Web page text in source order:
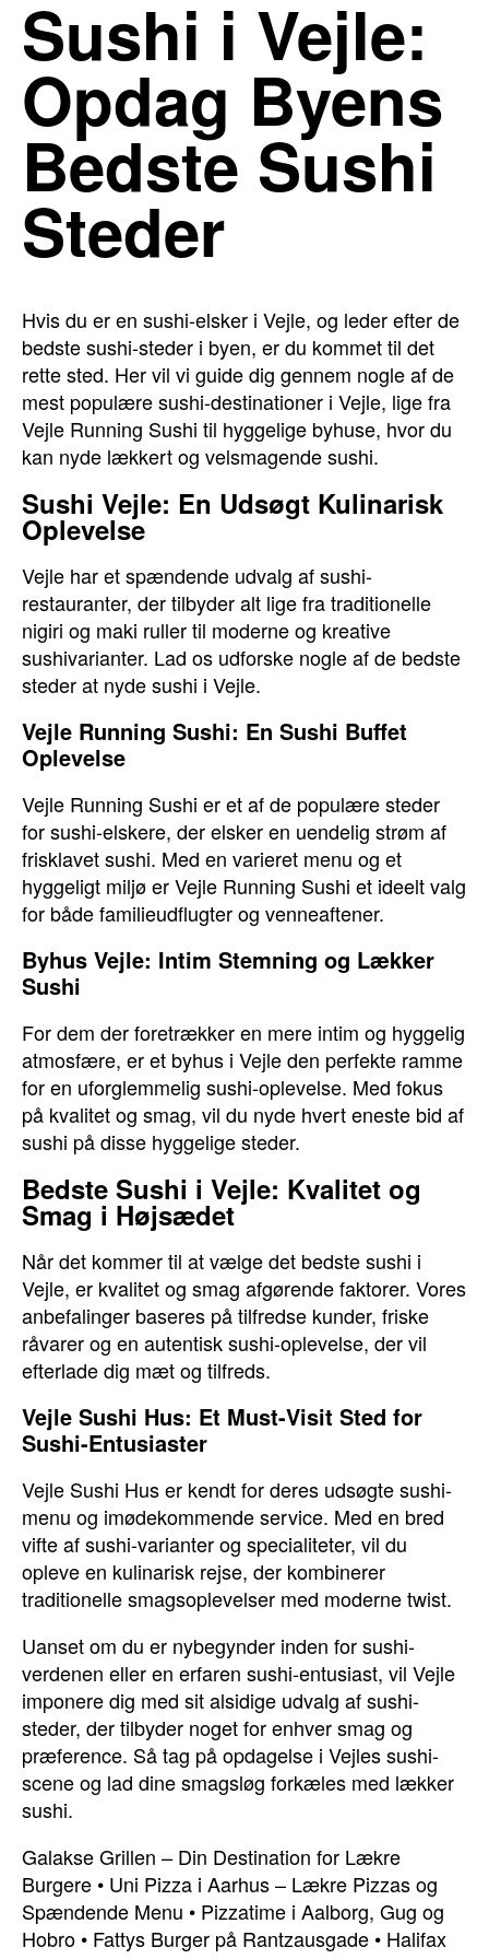
Sushi i Vejle:
Opdag Byens
Bedste Sushi
Steder
Hvis du er en sushi-elsker i Vejle, og leder efter de
bedste sushi-steder i byen, er du kommet til det
rette sted. Her vil vi guide dig gennem nogle af de
mest populære sushi-destinationer i Vejle, lige fra
Vejle Running Sushi til hyggelige byhuse, hvor du
kan nyde lækkert og velsmagende sushi.
Sushi Vejle: En Udsøgt Kulinarisk
Oplevelse
Vejle har et spændende udvalg af sushi-
restauranter, der tilbyder alt lige fra traditionelle
nigiri og maki ruller til moderne og kreative
sushivarianter. Lad os udforske nogle af de bedste
steder at nyde sushi i Vejle.
Vejle Running Sushi: En Sushi Buffet
Oplevelse
Vejle Running Sushi er et af de populære steder
for sushi-elskere, der elsker en uendelig strøm af
frisklavet sushi. Med en varieret menu og et
hyggeligt miljø er Vejle Running Sushi et ideelt valg
for både familieudflugter og venneaftener.
Byhus Vejle: Intim Stemning og Lækker
Sushi
For dem der foretrækker en mere intim og hyggelig
atmosfære, er et byhus i Vejle den perfekte ramme
for en uforglemmelig sushi-oplevelse. Med fokus
på kvalitet og smag, vil du nyde hvert eneste bid af
sushi på disse hyggelige steder.
Bedste Sushi i Vejle: Kvalitet og
Smag i Højsædet
Når det kommer til at vælge det bedste sushi i
Vejle, er kvalitet og smag afgørende faktorer. Vores
anbefalinger baseres på tilfredse kunder, friske
råvarer og en autentisk sushi-oplevelse, der vil
efterlade dig mæt og tilfreds.
Vejle Sushi Hus: Et Must-Visit Sted for
Sushi-Entusiaster
Vejle Sushi Hus er kendt for deres udsøgte sushi-
menu og imødekommende service. Med en bred
vifte af sushi-varianter og specialiteter, vil du
opleve en kulinarisk rejse, der kombinerer
traditionelle smagsoplevelser med moderne twist.
Uanset om du er nybegynder inden for sushi-
verdenen eller en erfaren sushi-entusiast, vil Vejle
imponere dig med sit alsidige udvalg af sushi-
steder, der tilbyder noget for enhver smag og
præference. Så tag på opdagelse i Vejles sushi-
scene og lad dine smagsløg forkæles med lækker
sushi.
Galakse Grillen – Din Destination for Lækre
Burgere • Uni Pizza i Aarhus – Lækre Pizzas og
Spændende Menu • Pizzatime i Aalborg, Gug og
Hobro • Fattys Burger på Rantzausgade • Halifax